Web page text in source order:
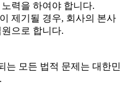
력을 하여야 합니다.
제기될 경우, 회사의 본사
으로 합니다.
는 모든 법적 문제는 대한민